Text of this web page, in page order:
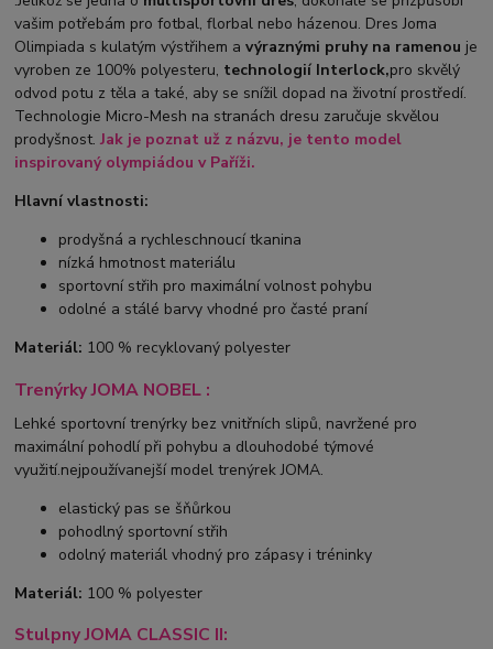
vašim potřebám pro fotbal, florbal nebo házenou. Dres Joma
Olimpiada s kulatým výstřihem a výraznými pruhy na ramenou je
vyroben ze 100% polyesteru, technologií Interlock,pro skvělý
odvod potu z těla a také, aby se snížil dopad na životní prostředí.
Technologie Micro-Mesh na stranách dresu zaručuje skvělou
prodyšnost.Jak je poznat už z názvu, je tento model
inspirovaný olympiádou v Paříži.
Hlavní vlastnosti:
prodyšná a rychleschnoucí tkanina
nízká hmotnost materiálu
sportovní střih pro maximální volnost pohybu
odolné a stálé barvy vhodné pro časté praní
Materiál: 100 % recyklovaný polyester
Trenýrky JOMA NOBEL :
Lehké sportovní trenýrky bez vnitřních slipů, navržené pro
maximální pohodlí při pohybu a dlouhodobé týmové
využití.nejpoužívanejší model trenýrek JOMA.
elastický pas se šňůrkou
pohodlný sportovní střih
odolný materiál vhodný pro zápasy i tréninky
Materiál: 100 % polyester
Stulpny JOMA CLASSIC II: